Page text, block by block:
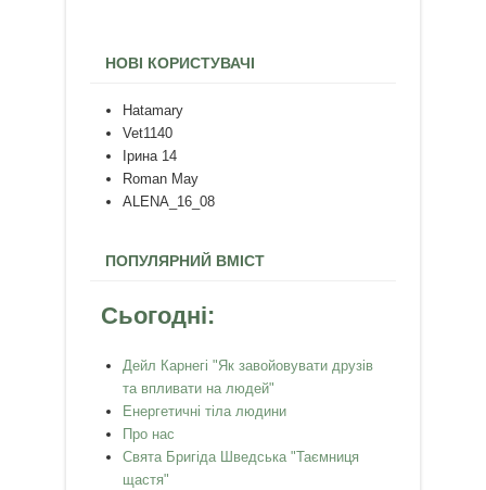
НОВІ КОРИСТУВАЧІ
Hatamary
Vet1140
Ірина 14
Roman May
ALENA_16_08
ПОПУЛЯРНИЙ ВМІСТ
Сьогодні:
Дейл Карнегі "Як завойовувати друзів
та впливати на людей"
Енергетичні тіла людини
Про нас
Свята Бригіда Шведська "Таємниця
щастя"